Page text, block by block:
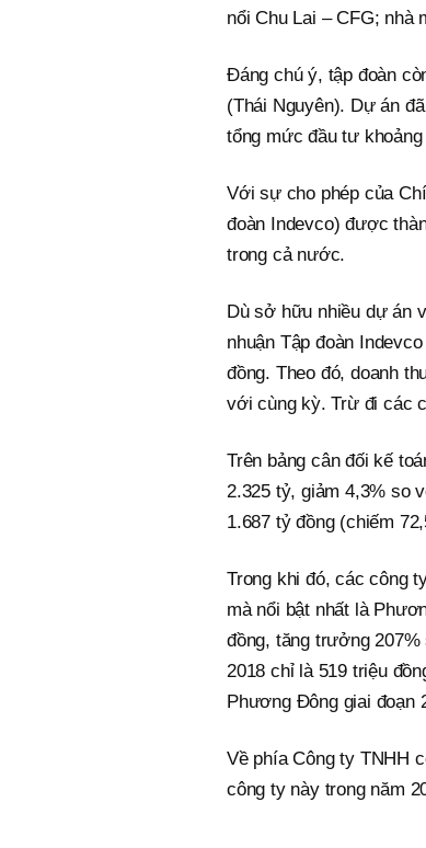
nổi Chu Lai – CFG; nhà
Đáng chú ý, tập đoàn
(Thái Nguyên). Dự án
tổng mức đầu tư khoảng
Với sự cho phép của
đoàn Indevco) được
trong cả nước.
Dù sở hữu nhiều dự án
nhuận Tập đoàn
đồng. Theo đó, doanh
với cùng kỳ. Trừ đi các
Trên bảng cân đối kế
2.325 tỷ, giảm 4,3% so
1.687 tỷ đồng (chiếm
Trong khi đó, các công
mà nổi bật nhất là
đồng, tăng trưởng
2018 chỉ là 519 triệu
Phương Đông giai đoạn
Về phía Công ty TNHH
công ty này trong năm